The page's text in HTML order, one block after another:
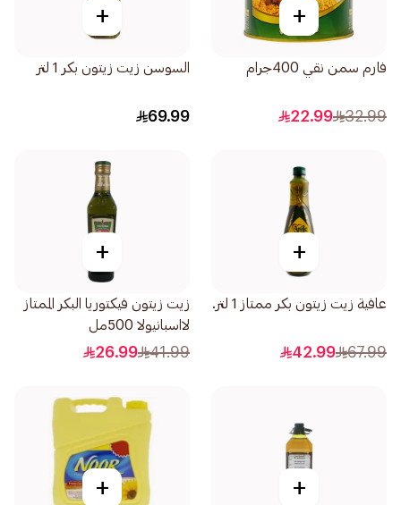
+
فارم سمن نقي 400جرام
32.99
22.99
+
السوسن زيت زيتون بكر 1 لتر
69.99
+
عافية زيت زيتون بكر ممتاز 1 لتر.
67.99
42.99
+
زيت زيتون فيكتوريا البكر الممتاز
لااسبانيولا 500مل
41.99
26.99
+
+